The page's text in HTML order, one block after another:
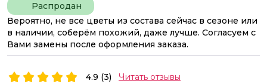
Распродан
Вероятно, не все цветы из состава сейчас в сезоне или
в наличии, соберём похожий, даже лучше. Согласуем с
Вами замены после оформления заказа.
4.9 (3) Читать отзывы